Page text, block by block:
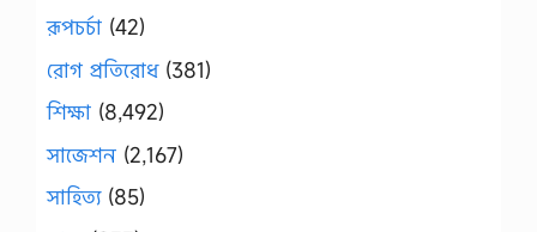
রূপচর্চা (42)
রোগ প্রতিরোধ(381)
শিক্ষা (8,492)
সাজেশন (2,167)
সাহিত্য(85)